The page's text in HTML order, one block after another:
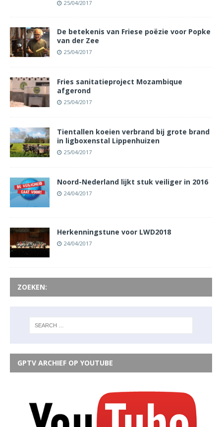
25/04/2017
De betekenis van Friese poëzie voor Popke
van der Zee
25/04/2017
Fries sanitatieproject Mozambique
afgerond
25/04/2017
Tientallen koeien verbrand bij grote brand
in ligboxenstal Lippenhuizen
25/04/2017
Noord-Nederland lijkt stuk veiliger in 2016
24/04/2017
Herkenningstune voor LWD2018
24/04/2017
ZOEKEN:
GPTV ARCHIEF OP YOUTUBE